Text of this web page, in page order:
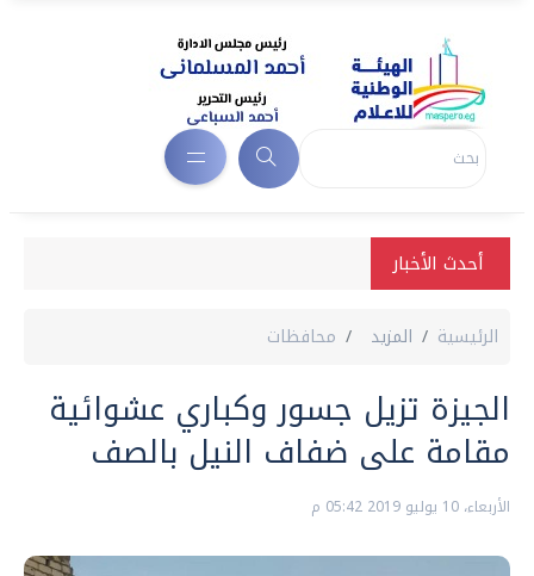
أحدث الأخبار
الرئيسية المزيد محافظات
الجيزة تزيل جسور وكباري عشوائية
مقامة على ضفاف النيل بالصف
الأربعاء، 10 يوليو 2019 05:42 م